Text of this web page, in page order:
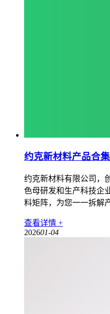
约克新材料产品合
约克新材料有限公司，
色母研发和生产科技企
料矩阵，为您一一拆解
查看详情 +
202601-04